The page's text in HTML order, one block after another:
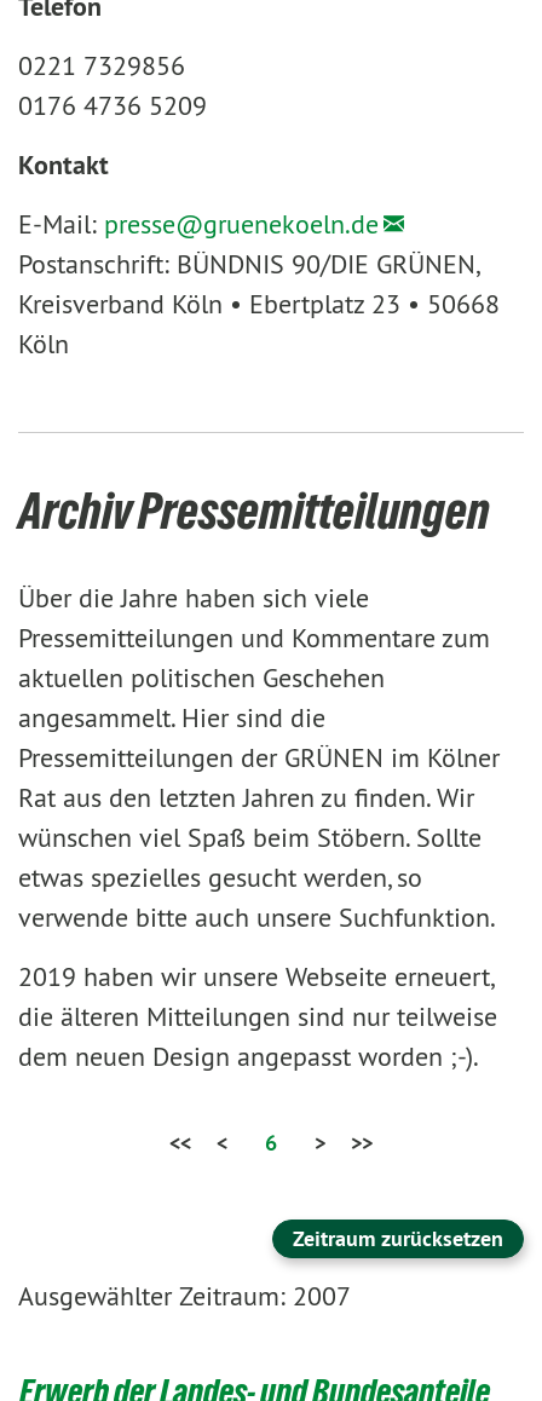
0221 7329856
0176 4736 5209
Kontakt
E-Mail: presse@gruenekoeln.de
Postanschrift: BÜNDNIS 90/DIE GRÜNEN,
Kreisverband Köln • Ebertplatz 23 • 50668
Köln
Archiv Pressemitteilungen
Über die Jahre haben sich viele
Pressemitteilungen und Kommentare zum
aktuellen politischen Geschehen
angesammelt. Hier sind die
Pressemitteilungen der GRÜNEN im Kölner
Rat aus den letzten Jahren zu finden. Wir
wünschen viel Spaß beim Stöbern. Sollte
etwas spezielles gesucht werden, so
verwende bitte auch unsere Suchfunktion.
2019 haben wir unsere Webseite erneuert,
die älteren Mitteilungen sind nur teilweise
dem neuen Design angepasst worden ;-).
<< < 6 > >>
Zeitraum zurücksetzen
Ausgewählter Zeitraum: 2007
Erwerb der Landes- und Bundesanteile